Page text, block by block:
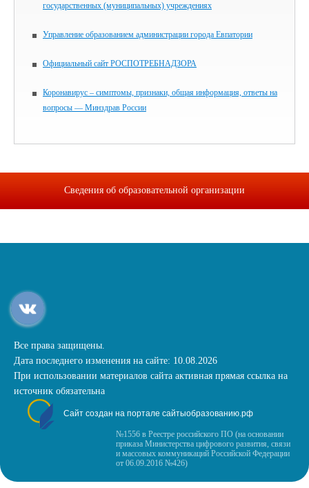
государственных (муниципальных) учреждениях
Управление образованием администрации города Евпатории
Официальный сайт РОСПОТРЕБНАДЗОРА
Коронавирус – симптомы, признаки, общая информация, ответы на
вопросы — Минздрав России
Сведения об образовательной организации
Все права защищены.
Дата последнего изменения на сайте: 10.08.2026
При использовании материалов сайта активная прямая ссылка на
источник обязательна
Сайт создан на портале сайтыобразованию.рф
№1556 в Реестре российского ПО (на основании
приказа Министерства цифрового развития, связи
и массовых коммуникаций Российской Федерации
от 06.09.2016 №426)